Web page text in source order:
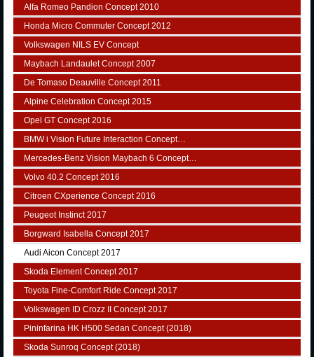
Alfa Romeo Pandion Concept 2010
Honda Micro Commuter Concept 2012
Volkswagen NILS EV Concept
Maybach Landaulet Concept 2007
De Tomaso Deauville Concept 2011
Alpine Celebration Concept 2015
Opel GT Concept 2016
BMW i Vision Future Interaction Concept…
Mercedes-Benz Vision Maybach 6 Concept…
Volvo 40.2 Concept 2016
Citroen CXperience Concept 2016
Peugeot Instinct 2017
Borgward Isabella Concept 2017
Audi Aicon Concept 2017
Skoda Element Concept 2017
Toyota Fine-Comfort Ride Concept 2017
Volkswagen ID Crozz II Concept 2017
Pininfarina HK H500 Sedan Concept (2018)
Skoda Sunroq Concept (2018)